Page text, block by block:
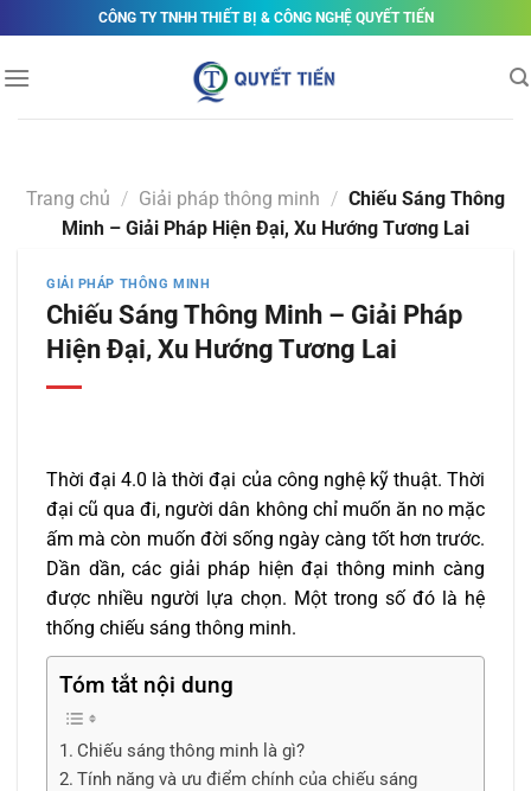
to
content
CÔNG TY TNHH THIẾT BỊ & CÔNG NGHỆ QUYẾT TIẾN
Trang chủ / Giải pháp thông minh / Chiếu Sáng Thông
Minh – Giải Pháp Hiện Đại, Xu Hướng Tương Lai
GIẢI PHÁP THÔNG MINH
Chiếu Sáng Thông Minh – Giải Pháp
Hiện Đại, Xu Hướng Tương Lai
Thời đại 4.0 là thời đại của công nghệ kỹ thuật. Thời
đại cũ qua đi, người dân không chỉ muốn ăn no mặc
ấm mà còn muốn đời sống ngày càng tốt hơn trước.
Dần dần, các giải pháp hiện đại thông minh càng
được nhiều người lựa chọn. Một trong số đó là hệ
thống chiếu sáng thông minh.
Tóm tắt nội dung
Chiếu sáng thông minh là gì?
Tính năng và ưu điểm chính của chiếu sáng